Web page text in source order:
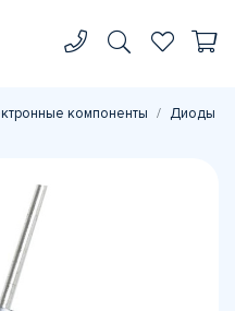
компоненты Диоды